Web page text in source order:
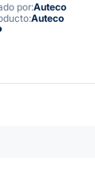
por:Auteco
Auteco